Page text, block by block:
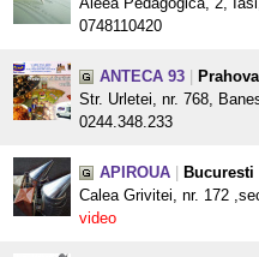
0748110420
ANTECA 93
Prahova
Str. Urletei, nr. 768,
0244.348.233
APIROUA
Bucuresti
Calea Grivitei, nr. 172
video